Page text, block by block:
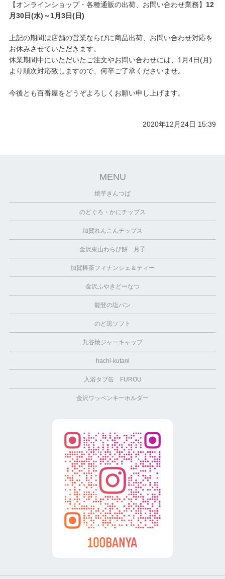
【オンラインショップ・各種通販の出荷、お問い合わせ業務】 12
月30日(水)～1月3日(日)
上記の期間は店舗の営業ならびに商品出荷、お問い合わせ対応を
お休みさせていただきます。
休業期間中にいただいたご注文やお問い合わせには、1月4日(月)
より順次対応致しますので、何卒ご了承くださいませ。
今後とも百番屋をどうぞよろしくお願い申し上げます。
2020年12月24日 15:39
MENU
焼芋きんつば
のどぐろ・かにチップス
加賀れんこんチップス
金沢東山わらび餅 月子
加賀棒茶フィナンシェ＆ティー
金沢ふやきどーなつ
能登の塩パン
のど黒ソフト
九谷焼ジャーキャップ
hachi-kutani
入浴タブ缶 FUROU
金沢ワッペンキーホルダー